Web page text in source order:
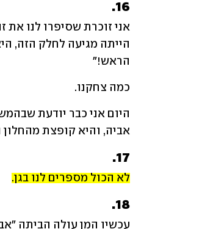
16.
הראש!"
כמה צחקנו.
אביה, והיא קופצת מהחלון
17.
לא הכול מספרים לנו בגן.
18.